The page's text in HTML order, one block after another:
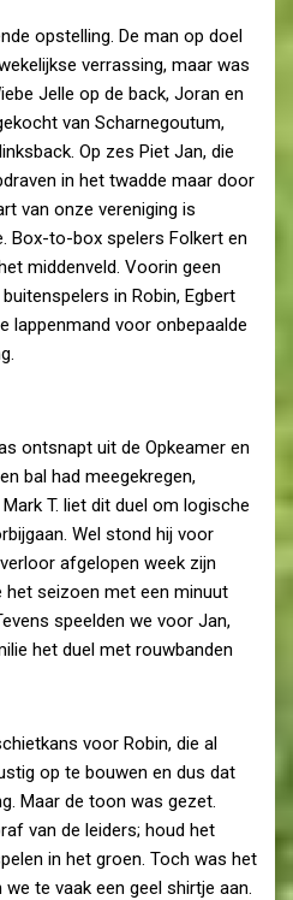
opstelling. De man op doel
verrassing, maar was
Jelle op de back, Joran en
van Scharnegoutum,
Op zes Piet Jan, die
in het twadde maar door
van onze vereniging is
Box-to-box spelers Folkert en
middenveld. Voorin geen
in Robin, Egbert
lappenmand voor onbepaalde
ontsnapt uit de Opkeamer en
bal had meegekregen,
T. liet dit duel om logische
Wel stond hij voor
afgelopen week zijn
het seizoen met een minuut
speelden we voor Jan,
het duel met rouwbanden
voor Robin, die al
op te bouwen en dus dat
Maar de toon was gezet.
van de leiders; houd het
in het groen. Toch was het
te vaak een geel shirtje aan.